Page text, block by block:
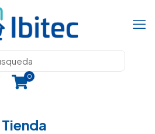
0
Tienda